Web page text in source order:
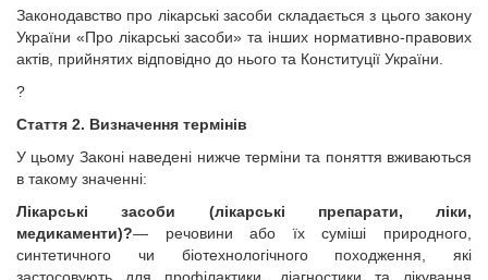
Законодавство про лікарські засоби складається з цього закону
України «Про лікарські засоби» та інших нормативно-правових
актів, прийнятих відповідно до нього та Конституції України.
?
Стаття 2. Визначення термінів
У цьому Законі наведені нижче терміни та поняття вживаються
в такому значенні:
Лікарські засоби
(лікарські препарати, ліки,
медикаменти)?— речовини або їх суміші природного,
синтетичного чи біотехнологічного походження, які